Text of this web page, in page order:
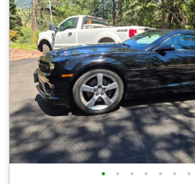
• • • • • • •